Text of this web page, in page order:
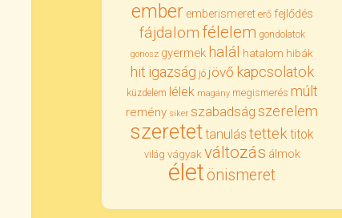
ember emberismeret erő fejlődés
fájdalom félelem gondolatok
gonosz gyermek halál hatalom hibák
hit igazság jó jövő kapcsolatok
küzdelem lélek magány megismerés múlt
remény siker szabadság szerelem
szeretettanulás tettektitok
világ vágyak változás álmok
életönismeret